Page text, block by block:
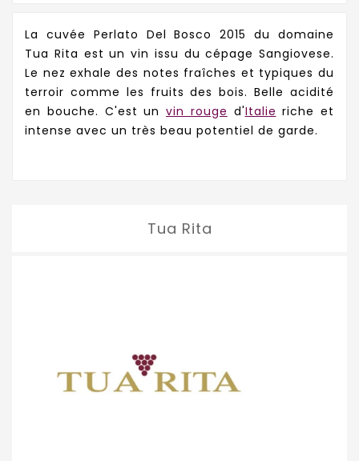
La cuvée Perlato Del Bosco 2015 du domaine
Tua Rita est un vin issu du cépage Sangiovese.
Le nez exhale des notes fraîches et typiques du
terroir comme les fruits des bois. Belle acidité
en bouche. C'est un vin rouge d'Italie riche et
intense avec un très beau potentiel de garde.
Tua Rita